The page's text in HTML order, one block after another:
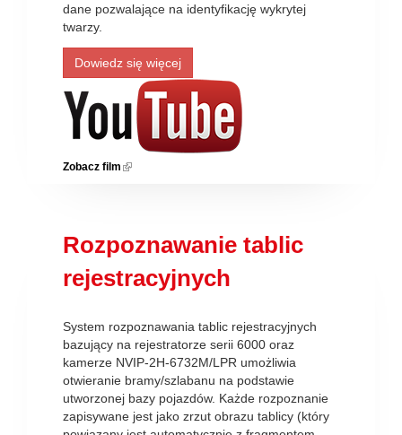
dane pozwalające na identyfikację wykrytej
twarzy.
Dowiedz się więcej
Zobacz film (link is external)
Rozpoznawanie tablic
rejestracyjnych
System rozpoznawania tablic rejestracyjnych
bazujący na rejestratorze serii 6000 oraz
kamerze NVIP-2H-6732M/LPR umożliwia
otwieranie bramy/szlabanu na podstawie
utworzonej bazy pojazdów. Każde rozpoznanie
zapisywane jest jako zrzut obrazu tablicy (który